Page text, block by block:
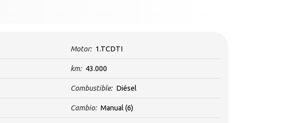
Motor: 1.TCDTI
km: 43.000
Combustible: Diésel
Cambio: Manual (6)